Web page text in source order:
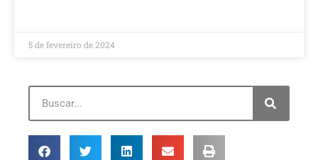
5 de fevereiro de 2024